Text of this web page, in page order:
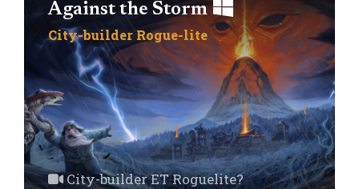
Against the Storm
City-builder Rogue-lite
City-builder ET Roguelite?